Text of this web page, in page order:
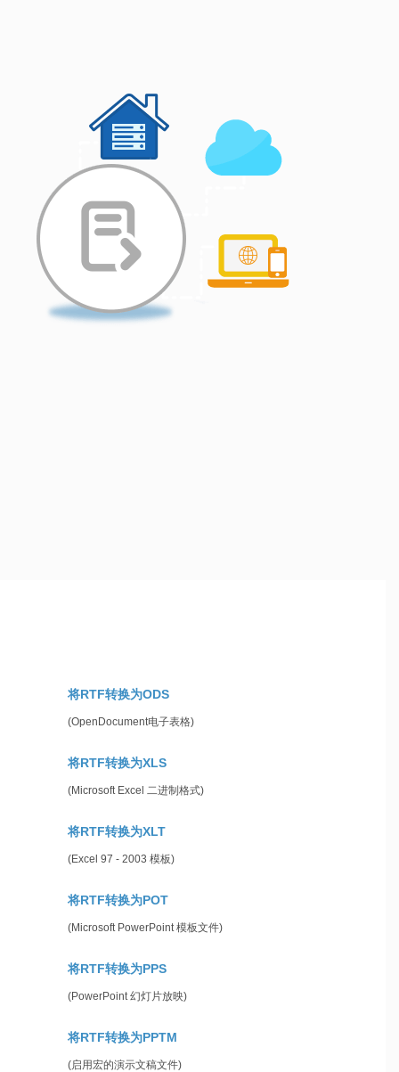
将RTF转换为ODS
(OpenDocument电子表格)
将RTF转换为XLS
(Microsoft Excel 二进制格式)
将RTF转换为XLT
(Excel 97 - 2003 模板)
将RTF转换为POT
(Microsoft PowerPoint 模板文件)
将RTF转换为PPS
(PowerPoint 幻灯片放映)
将RTF转换为PPTM
(启用宏的演示文稿文件)